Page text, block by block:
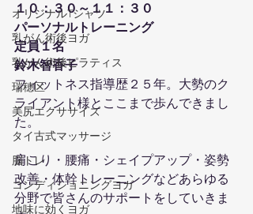
オリジナルTシャツ
乳がん術後ヨガ
乳がん術後ピラティス
瑞穂区
美尻エクササイズ
タイ古式マッサージ
脳トレ
コンディショニングヨガ
地味に効くヨガ
１０：３０～１１：３０
パーソナルトレーニング
定員１名
鈴木智香子
フィットネス指導歴２５年。大勢のク
ライアント様とここまで歩んできまし
た。
肩こり・腰痛・シェイプアップ・姿勢
改善・体幹トレーニングなどあらゆる
分野で皆さんのサポートをしていきま